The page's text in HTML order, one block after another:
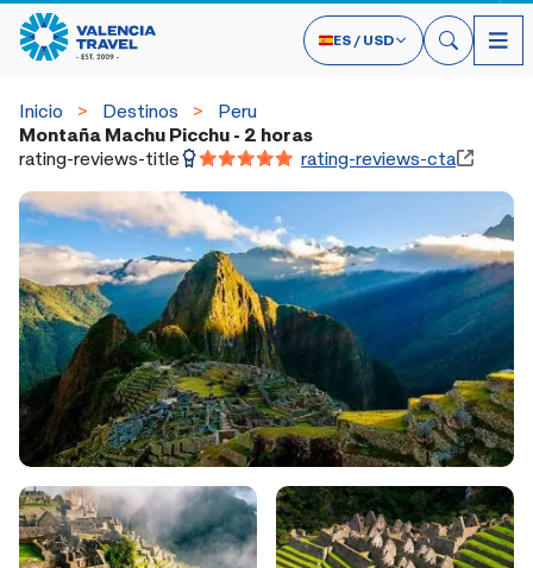
ES / USD
Inicio Destinos
Peru
Montaña Machu Picchu - 2 horas
rating-reviews-title
rating-reviews-cta